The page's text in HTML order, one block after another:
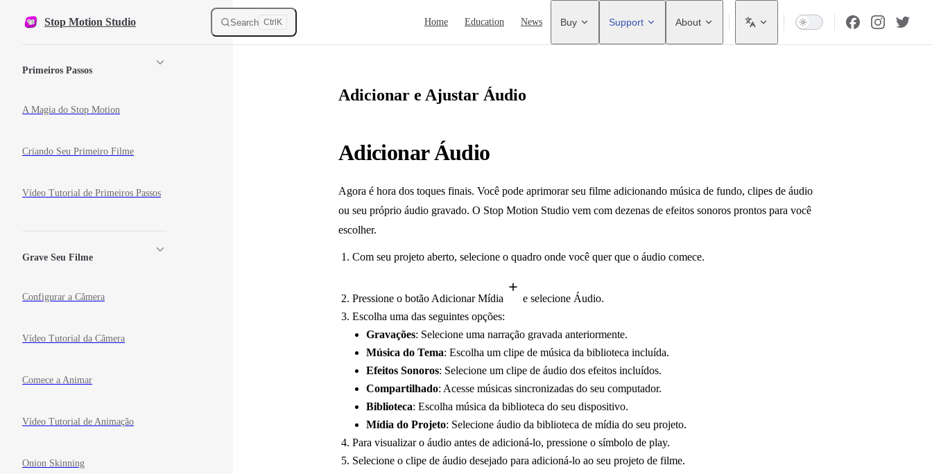
Skip to content
Stop Motion Studio Search Ctrl K Home Education News Buy Support About
Primeiros Passos
A Magia do Stop Motion
Criando Seu Primeiro Filme
Vídeo Tutorial de Primeiros Passos
Grave Seu Filme
Configurar a Câmera
Vídeo Tutorial da Câmera
Comece a Animar
Vídeo Tutorial de Animação
Onion Skinning
Adicionar e Ajustar Áudio
Adicionar Áudio
Agora é hora dos toques finais. Você pode aprimorar seu filme adicionando música de fundo, clipes de áudio
ou seu próprio áudio gravado. O Stop Motion Studio vem com dezenas de efeitos sonoros prontos para você
escolher.
Com seu projeto aberto, selecione o quadro onde você quer que o áudio comece.
Pressione o botão Adicionar Mídia
e selecione Áudio.
Escolha uma das seguintes opções:
Gravações: Selecione uma narração gravada anteriormente.
Música do Tema: Escolha um clipe de música da biblioteca incluída.
Efeitos Sonoros: Selecione um clipe de áudio dos efeitos incluídos.
Compartilhado: Acesse músicas sincronizadas do seu computador.
Biblioteca: Escolha música da biblioteca do seu dispositivo.
Mídia do Projeto: Selecione áudio da biblioteca de mídia do seu projeto.
Para visualizar o áudio antes de adicioná-lo, pressione o símbolo de play.
Selecione o clipe de áudio desejado para adicioná-lo ao seu projeto de filme.